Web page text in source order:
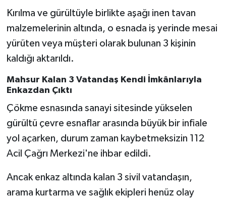
Kırılma ve gürültüyle birlikte aşağı inen tavan
malzemelerinin altında, o esnada iş yerinde mesai
yürüten veya müşteri olarak bulunan 3 kişinin
kaldığı aktarıldı.
Mahsur Kalan 3 Vatandaş Kendi İmkânlarıyla
Enkazdan Çıktı
Çökme esnasında sanayi sitesinde yükselen
gürültü çevre esnaflar arasında büyük bir infiale
yol açarken, durum zaman kaybetmeksizin 112
Acil Çağrı Merkezi'ne ihbar edildi.
Ancak enkaz altında kalan 3 sivil vatandaşın,
arama kurtarma ve sağlık ekipleri henüz olay